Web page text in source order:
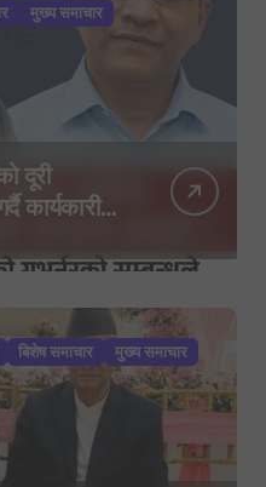
मुख्य समाचार
दूरी
कार्यकारी
बिशेष समाचार
मुख्य समाचार